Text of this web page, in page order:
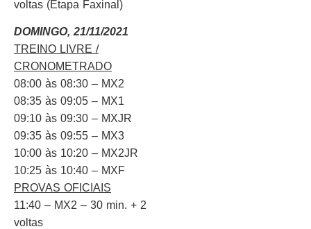
voltas (Etapa Faxinal)
DOMINGO, 21/11/2021
TREINO LIVRE /
CRONOMETRADO
08:00 às 08:30 – MX2
08:35 às 09:05 – MX1
09:10 às 09:30 – MXJR
09:35 às 09:55 – MX3
10:00 às 10:20 – MX2JR
10:25 às 10:40 – MXF
PROVAS OFICIAIS
11:40 – MX2 – 30 min. + 2
voltas